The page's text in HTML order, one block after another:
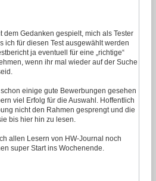
dem Gedanken gespielt, mich als Tester
ich für diesen Test ausgewählt werden
ja eventuell für eine „richtige“
wenn ihr mal wieder auf der Suche
einige gute Bewerbungen gesehen
viel Erfolg für die Auswahl. Hoffentlich
nicht den Rahmen gesprengt und die
bis hier hin zu lesen.
allen Lesern von HW-Journal noch
super Start ins Wochenende.